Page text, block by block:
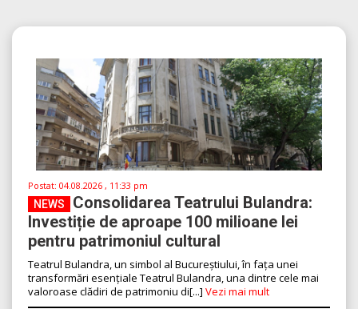
Postat: 04.08.2026 , 11:33 pm
NEWS
Consolidarea Teatrului Bulandra:
Investiție de aproape 100 milioane lei
pentru patrimoniul cultural
Teatrul Bulandra, un simbol al Bucureștiului, în fața unei
transformări esențiale Teatrul Bulandra, una dintre cele mai
valoroase clădiri de patrimoniu di[...] Vezi mai mult